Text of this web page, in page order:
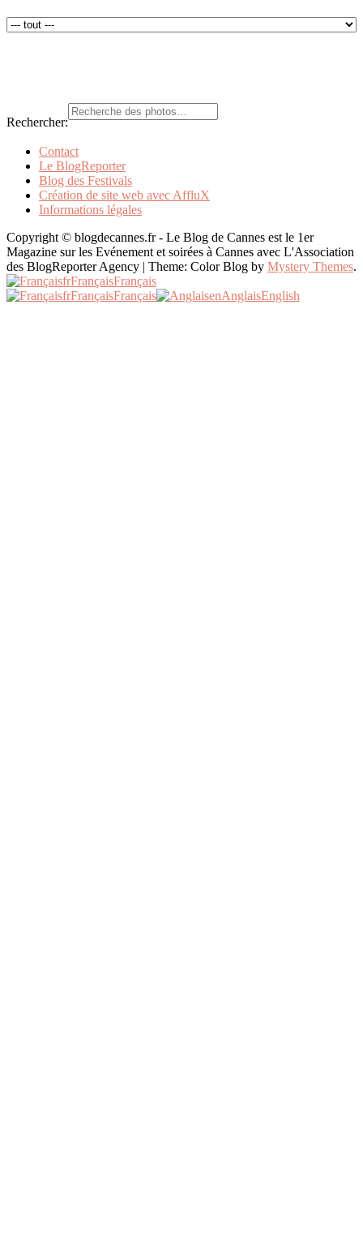
Rechercher:
Contact
Le BlogReporter
Blog des Festivals
Création de site web avec AffluX
Informations légales
Copyright © blogdecannes.fr - Le Blog de Cannes est le 1er
Magazine sur les Evénement et soirées à Cannes avec L'Association
des BlogReporter Agency | Theme: Color Blog by Mystery Themes.
frFrançaisFrançais
frFrançaisFrançais enAnglaisEnglish